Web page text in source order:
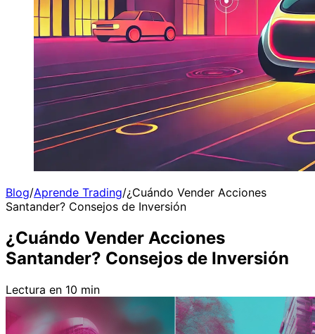
Blog/Aprende Trading/¿Cuándo Vender Acciones
Santander? Consejos de Inversión
¿Cuándo Vender Acciones
Santander? Consejos de Inversión
Lectura en 10 min